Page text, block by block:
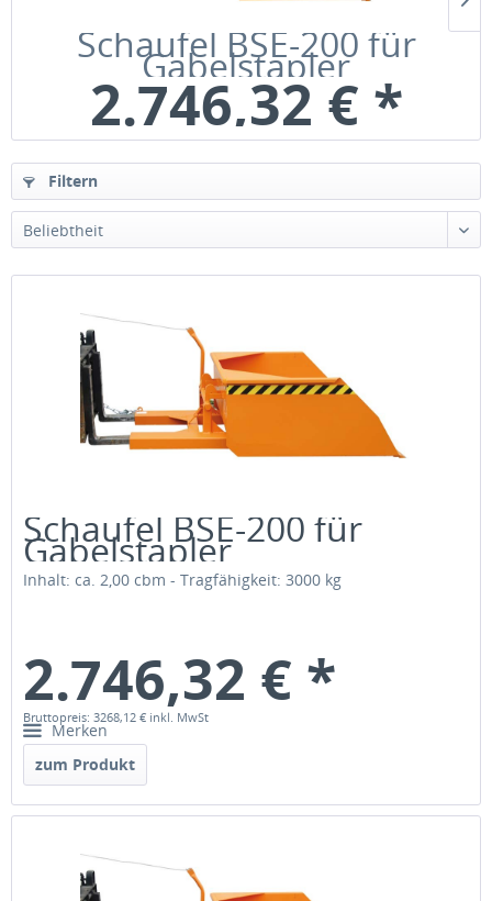
Schaufel BSE-200 für
Gabelstapler
2.746,32 € *
Bruttopreis: 3268,12 €inkl. MwSt
Filtern
Beliebtheit
Schaufel BSE-200 für
Gabelstapler
Inhalt: ca. 2,00 cbm - Tragfähigkeit: 3000 kg
2.746,32 € *
Bruttopreis: 3268,12 € inkl. MwSt
Merken
zum Produkt